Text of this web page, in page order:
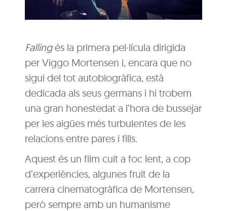
Fallingés la primera pel·lícula dirigida
per Viggo Mortensen i, encara que no
sigui del tot autobiogràfica, està
dedicada als seus germans i hi trobem
una gran honestedat a l’hora de bussejar
per les aigües més turbulentes de les
relacions entre pares i fills.
Aquest és un film cuit a foc lent, a cop
d’experiències, algunes fruit de la
carrera cinematogràfica de Mortensen,
però sempre amb un humanisme